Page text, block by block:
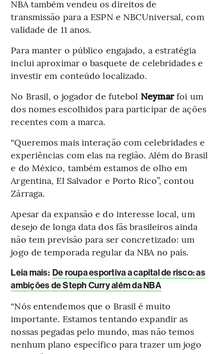
NBA também vendeu os direitos de
transmissão para a ESPN e NBCUniversal, com
validade de 11 anos.
Para manter o público engajado, a estratégia
inclui aproximar o basquete de celebridades e
investir em conteúdo localizado.
No Brasil, o jogador de futebol Neymarfoi um
dos nomes escolhidos para participar de ações
recentes com a marca.
“Queremos mais interação com celebridades e
experiências com elas na região. Além do Brasil
e do México, também estamos de olho em
Argentina, El Salvador e Porto Rico”, contou
Zárraga.
Apesar da expansão e do interesse local, um
desejo de longa data dos fãs brasileiros ainda
não tem previsão para ser concretizado: um
jogo de temporada regular da NBA no país.
Leia mais: De roupa esportiva a capital de risco: as
ambições de Steph Curry além da NBA
“Nós entendemos que o Brasil é muito
importante. Estamos tentando expandir as
nossas pegadas pelo mundo, mas não temos
nenhum plano específico para trazer um jogo